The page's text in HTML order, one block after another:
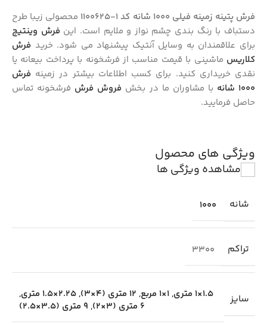
فرش پتینه زمینه فیلی 1000 شانه کد 1-1100625
محصولی زیبا طرح
دستباف با رنگ بندی چشم نواز و ملایم است. این فرش وینتیج
برای علاقمندان به وسایل آنتیک پیشنهاد می شود. خرید فرش
کلاریس ماشینی با قیمت مناسب از فرشخونه با پرداخت بیعانه یا
نقدی خریداری کنید. برای کسب اطلاعات بیشتر در زمینه فرش
1000 شانه
با مشاوران ما در بخش فروش فرش فرشخونه تماس
حاصل فرمایید.
ویژگی های محصول
مشاهده ویژگی ها
شانه 1000
تراکم 3300
سایز 1.5×1 متری ,1×1 مربع , 12 متری (4×3) ,2.25×1.5 متری
,
6 متری (3×2)
, 9 متری (3.5×2.5)